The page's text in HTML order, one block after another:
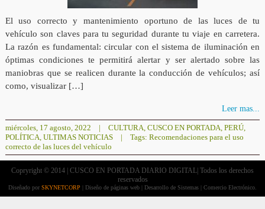
El uso correcto y mantenimiento oportuno de las luces de tu
vehículo son claves para tu seguridad durante tu viaje en carretera.
La razón es fundamental: circular con el sistema de iluminación en
óptimas condiciones te permitirá alertar y ser alertado sobre las
maniobras que se realicen durante la conducción de vehículos; así
como, visualizar […]
Leer mas...
miércoles, 17 agosto, 2022 | CULTURA, CUSCO EN PORTADA, PERÚ,
POLÍTICA, ULTIMAS NOTICIAS | Tags: Recomendaciones para el uso
correcto de las luces del vehículo
Copryright © 2014 | CUSCO EN PORTADA DIARIO DIGITAL| Todos los derechos
reservados
Diseñado por SKYNETCORP | Diseño de páginas web | Desarrollo de Sistemas | Comercio Electrónico.